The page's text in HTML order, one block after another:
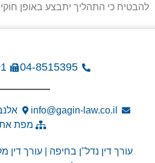
להבטיח כי התהליך יתבצע באופן
04-8515395
info@gagin-law.co.il
אלנבי 12, חיפה
מפת
עורך דין נדל"ן בחיפה עורך דין